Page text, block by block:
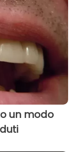
un modo